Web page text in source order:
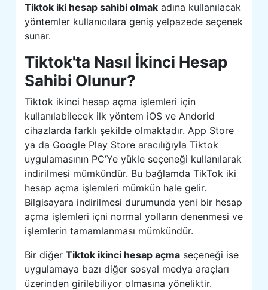
Tiktok iki hesap sahibi olmak adına kullanılacak
yöntemler kullanıcılara geniş yelpazede seçenek
sunar.
Tiktok'ta Nasıl İkinci Hesap
Sahibi Olunur?
Tiktok ikinci hesap açma işlemleri için
kullanılabilecek ilk yöntem iOS ve Andorid
cihazlarda farklı şekilde olmaktadır. App Store
ya da Google Play Store aracılığıyla Tiktok
uygulamasının PC’Ye yükle seçeneği kullanılarak
indirilmesi mümkündür. Bu bağlamda TikTok iki
hesap açma işlemleri mümkün hale gelir.
Bilgisayara indirilmesi durumunda yeni bir hesap
açma işlemleri içni normal yolların denenmesi ve
işlemlerin tamamlanması mümkündür.
Bir diğerTiktok ikinci hesap açma seçeneği ise
uygulamaya bazı diğer sosyal medya araçları
üzerinden girilebiliyor olmasına yöneliktir.